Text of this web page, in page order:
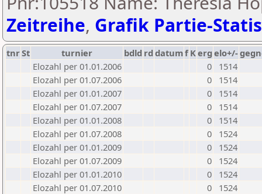
Zeitreihe, Grafik Partie-
tnrSt turnier bdld rd datumf Kerg elo+/-
Elozahl per 01.01.2006
0
1514
Elozahl per 01.07.2006
0
1514
Elozahl per 01.01.2007
0
1514
Elozahl per 01.07.2007
0
1514
Elozahl per 01.01.2008
0
1514
Elozahl per 01.07.2008
0
1524
Elozahl per 01.01.2009
0
1524
Elozahl per 01.07.2009
0
1524
Elozahl per 01.01.2010
0
1524
Elozahl per 01.07.2010
0
1524